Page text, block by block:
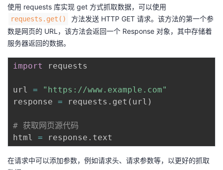
使用 requests 库实现 get 方式抓取数据，可以使用
requests.get()
方法发送 HTTP GET 请求。该方法的第一个参
数是网页的 URL，该方法会返回一个 Response 对象，其中存储着
服务器返回的数据。
import requests
url =
"https://www.example.com"
response = requests . get ( url )
# 获取网页源代码
html = response .
在请求中可以添加参数，例如请求头、请求参数等，以更好的抓取